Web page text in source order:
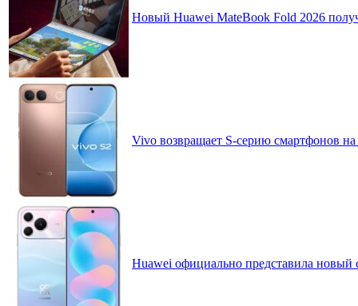
Новый Huawei MateBook Fold 2026
Vivo возвращает S-серию смартфонов
Huawei официально представила